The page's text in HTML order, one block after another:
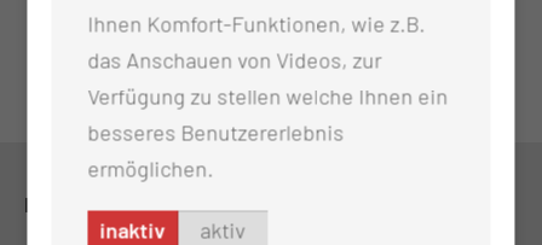
KONTAKT
Ihnen Komfort-Funktionen, wie z.B.
das Anschauen von Videos, zur
Verfügung zu stellen welche Ihnen ein
besseres Benutzererlebnis
ermöglichen.
inaktiv aktiv